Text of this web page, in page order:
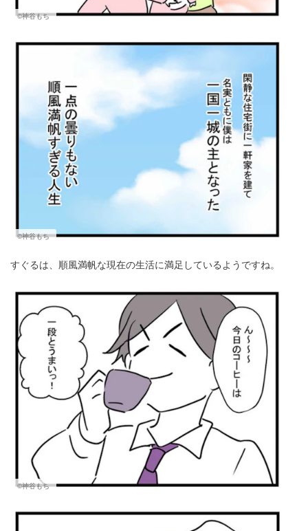
©神谷もち
©神谷もち
すぐるは、順風満帆な現在の生活に満足しているようですね。
©神谷もち